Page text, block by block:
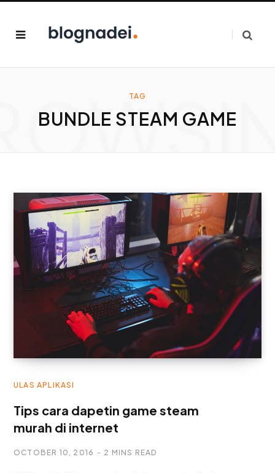
TAG
BUNDLE STEAM GAME
ULAS APLIKASI
Tips cara dapetin game steam
murah di internet
OCTOBER 10, 2016 2 MINS READ